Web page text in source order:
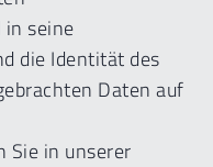
seine
die Identität des
Daten auf
Sie in unserer